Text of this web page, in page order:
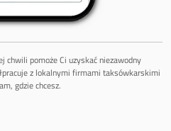
chwili pomoże Ci uzyskać niezawodny
z lokalnymi firmami taksówkarskimi
gdzie chcesz.